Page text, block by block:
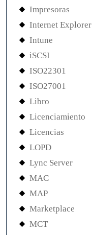
Impresoras
Internet Explorer
Intune
iSCSI
ISO22301
ISO27001
Libro
Licenciamiento
Licencias
LOPD
Lync Server
MAC
MAP
Marketplace
MCT